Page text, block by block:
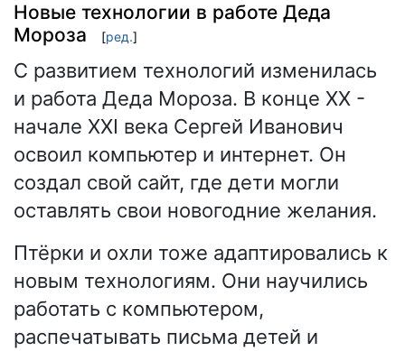
Новые технологии в работе Деда
Мороза
[ред.]
С развитием технологий изменилась
и работа Деда Мороза. В конце XX -
начале XXI века Сергей Иванович
освоил компьютер и интернет. Он
создал свой сайт, где дети могли
оставлять свои новогодние желания.
Птёрки и охли тоже адаптировались к
новым технологиям. Они научились
работать с компьютером,
распечатывать письма детей и